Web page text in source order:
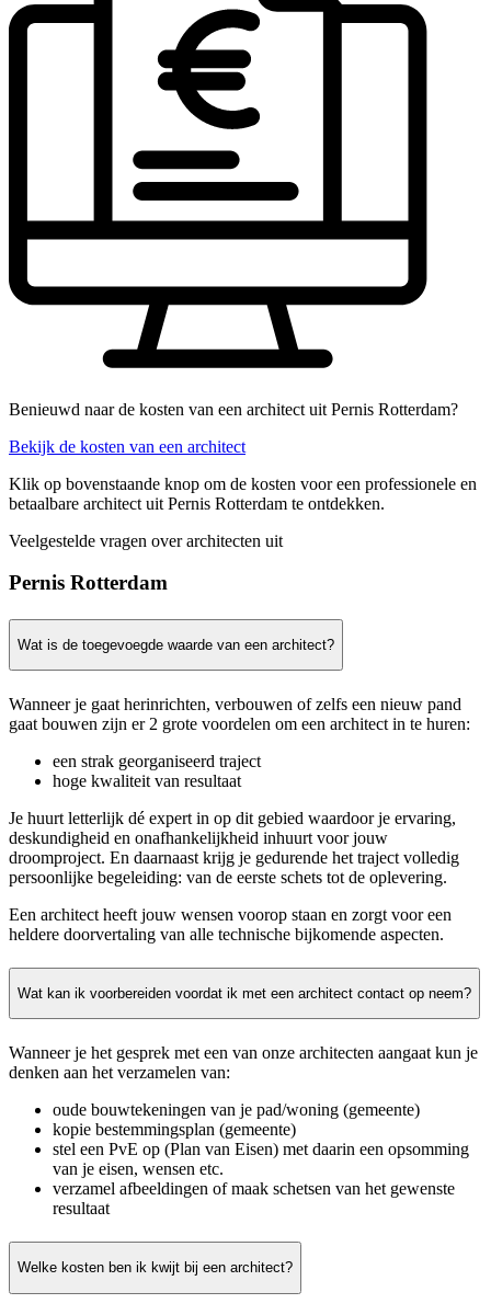
Benieuwd naar de kosten van een architect uit Pernis Rotterdam?
Bekijk de kosten van een architect
Klik op bovenstaande knop om de kosten voor een professionele en
betaalbare architect uit Pernis Rotterdam te ontdekken.
Veelgestelde vragen over architecten uit
Pernis Rotterdam
Wat is de toegevoegde waarde van een architect?
Wanneer je gaat herinrichten, verbouwen of zelfs een nieuw pand
gaat bouwen zijn er 2 grote voordelen om een architect in te huren:
een strak georganiseerd traject
hoge kwaliteit van resultaat
Je huurt letterlijk dé expert in op dit gebied waardoor je ervaring,
deskundigheid en onafhankelijkheid inhuurt voor jouw
droomproject. En daarnaast krijg je gedurende het traject volledig
persoonlijke begeleiding: van de eerste schets tot de oplevering.
Een architect heeft jouw wensen voorop staan en zorgt voor een
heldere doorvertaling van alle technische bijkomende aspecten.
Wat kan ik voorbereiden voordat ik met een architect contact op neem?
Wanneer je het gesprek met een van onze architecten aangaat kun je
denken aan het verzamelen van:
oude bouwtekeningen van je pad/woning (gemeente)
kopie bestemmingsplan (gemeente)
stel een PvE op (Plan van Eisen) met daarin een opsomming
van je eisen, wensen etc.
verzamel afbeeldingen of maak schetsen van het gewenste
resultaat
Welke kosten ben ik kwijt bij een architect?